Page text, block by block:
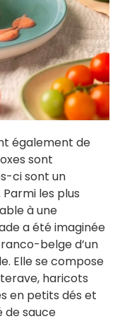
également de
sont
ci sont un
Parmi les plus
à une
a été imaginée
belge d’un
Elle se compose
haricots
en petits dés et
de sauce